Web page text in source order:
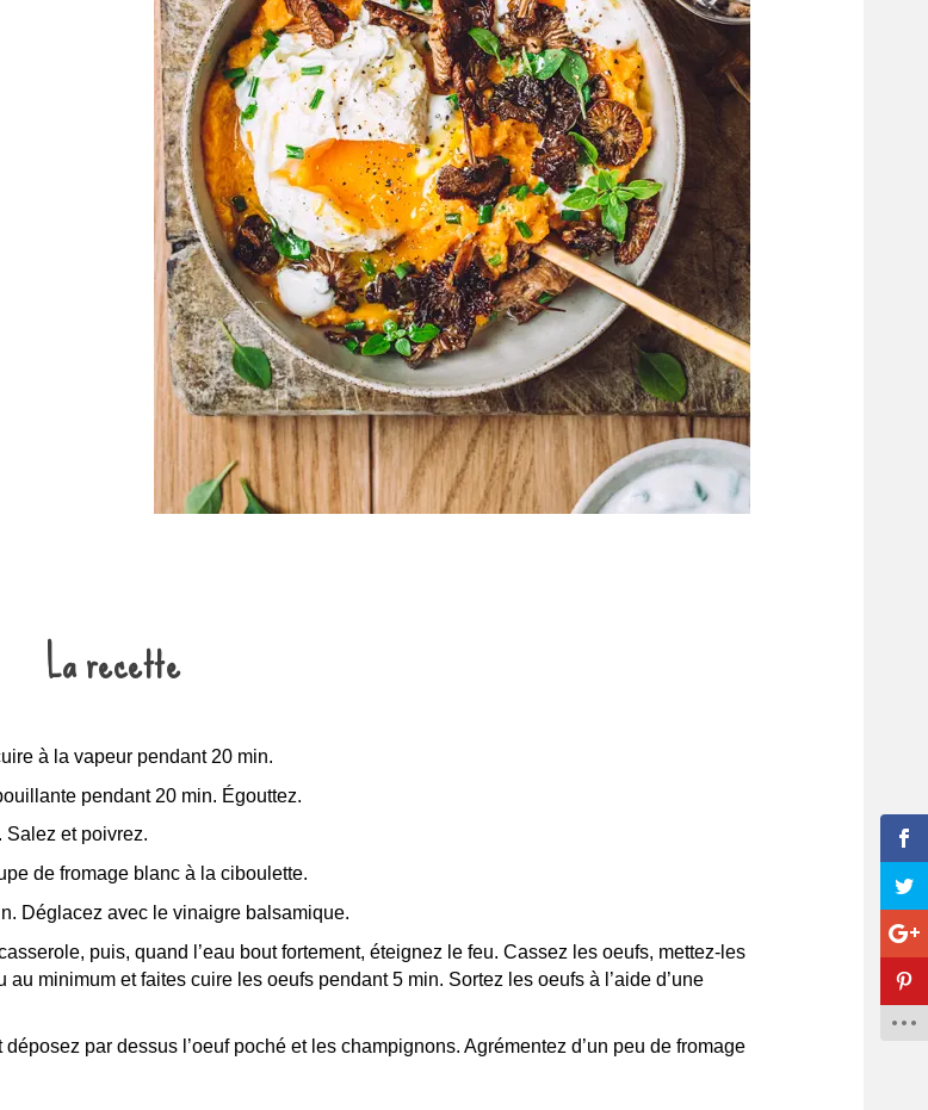
La recette
à la vapeur pendant 20 min.
pendant 20 min. Égouttez.
et poivrez.
de fromage blanc à la ciboulette.
Déglacez avec le vinaigre balsamique.
puis, quand l’eau bout fortement, éteignez le feu. Cassez les oeufs, mettez-les
minimum et faites cuire les oeufs pendant 5 min. Sortez les oeufs à l’aide d’une
par dessus l’oeuf poché et les champignons. Agrémentez d’un peu de fromage